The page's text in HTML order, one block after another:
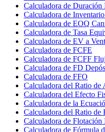
Calculadora de Duración
Calculadora de
Calculadora de EOQ
Calculadora de Tasa
Calculadora de EV a
Calculadora de FCFE
Calculadora de FCFF
Calculadora de FD
Calculadora de FFO
Calculadora del Ratio de
Calculadora del Efecto
Calculadora de la
Calculadora del Ratio de
Calculadora de Flotación
Calculadora de Fórmula